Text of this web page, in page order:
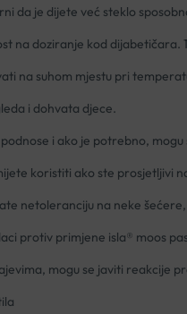
da je dijete već steklo
na doziranje kod dijabetičara.
na suhom mjestu pri
i dohvata djece.
i ako je potrebno,
koristiti ako ste prosjetljivi
netoleranciju na neke
protiv primjene isla® moos
mogu se javiti reakcije